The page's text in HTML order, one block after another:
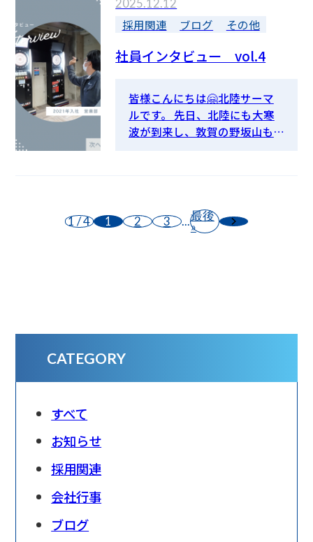
CATEGORY
すべて
お知らせ
採用関連
会社行事
ブログ
2025.12.12
採用関連 ブログ その他
社員インタビュー vol.4
皆様こんにちは🤗北陸サーマ
ルです。 先日、北陸にも大寒
波が到来し、敦賀の野坂山も
はどうぞ～ Q．普段どんな仕事
をしているの？ 営業部とし
書の作成・提出、仕事に必要
けは？ 仕事を探していた頃、
1 / 4 1 2 3 ...最後
»